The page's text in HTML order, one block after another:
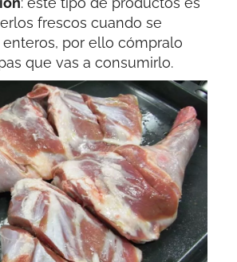
frescos cuando se
por ello cómpralo
que vas a consumirlo.